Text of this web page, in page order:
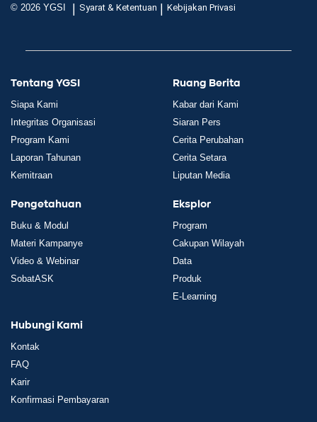
© 2026 YGSI | Syarat & Ketentuan | Kebijakan Privasi
Tentang YGSI
Siapa Kami
Integritas Organisasi
Program Kami
Laporan Tahunan
Kemitraan
Ruang Berita
Kabar dari Kami
Siaran Pers
Cerita Perubahan
Cerita Setara
Liputan Media
Pengetahuan
Buku & Modul
Materi Kampanye
Video & Webinar
SobatASK
Eksplor
Program
Cakupan Wilayah
Data
Produk
E-Learning
Hubungi Kami
Kontak
FAQ
Karir
Konfirmasi Pembayaran